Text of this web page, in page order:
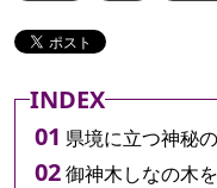
INDEX
県境に立つ神秘
御神木しなの木